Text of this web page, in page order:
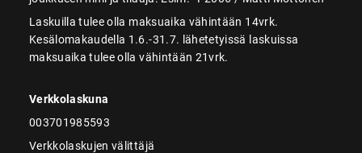
Laskuilla tulee olla maksuaika vähintään 14vrk.
Kesälomakaudella 1.6.-31.7. lähetetyissä laskuissa
maksuaika tulee olla vähintään 21vrk.
Verkkolaskuna
003701985593
Verkkolaskujen välittäjä